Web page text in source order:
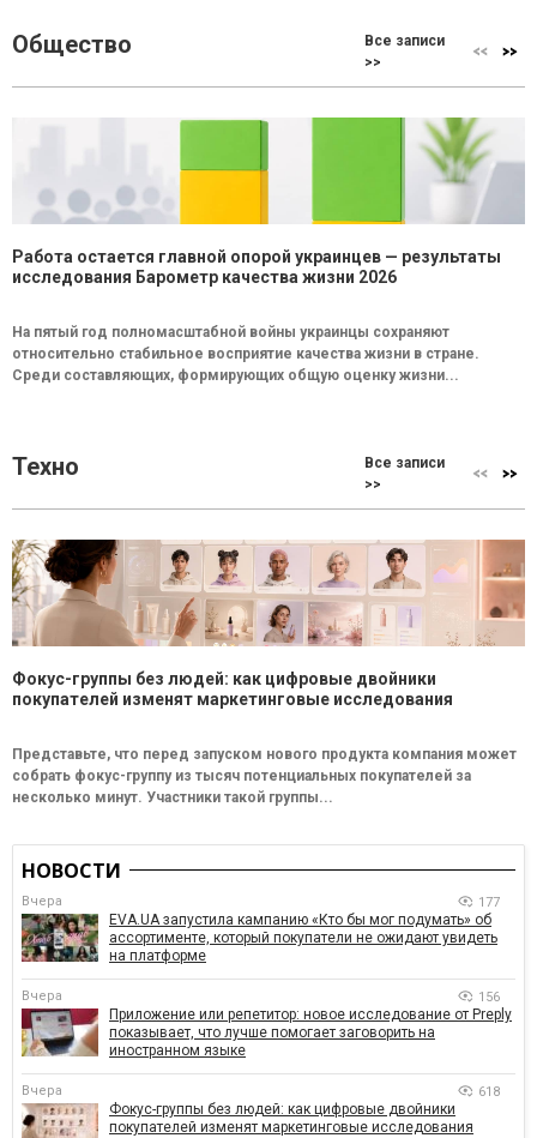
Общество
Все записи
>>
Работа остается главной опорой украинцев — результаты
исследования Барометр качества жизни 2026
На пятый год полномасштабной войны украинцы сохраняют
относительно стабильное восприятие качества жизни в стране.
Среди составляющих, формирующих общую оценку жизни...
Техно
Все записи
>>
Фокус-группы без людей: как цифровые двойники
покупателей изменят маркетинговые исследования
Представьте, что перед запуском нового продукта компания может
собрать фокус-группу из тысяч потенциальных покупателей за
несколько минут. Участники такой группы...
НОВОСТИ
Вчера 177
EVA.UA запустила кампанию «Кто бы мог подумать» об
ассортименте, который покупатели не ожидают увидеть
на платформе
Вчера 156
Приложение или репетитор: новое исследование от Preply
показывает, что лучше помогает заговорить на
иностранном языке
Вчера 618
Фокус-группы без людей: как цифровые двойники
покупателей изменят маркетинговые исследования